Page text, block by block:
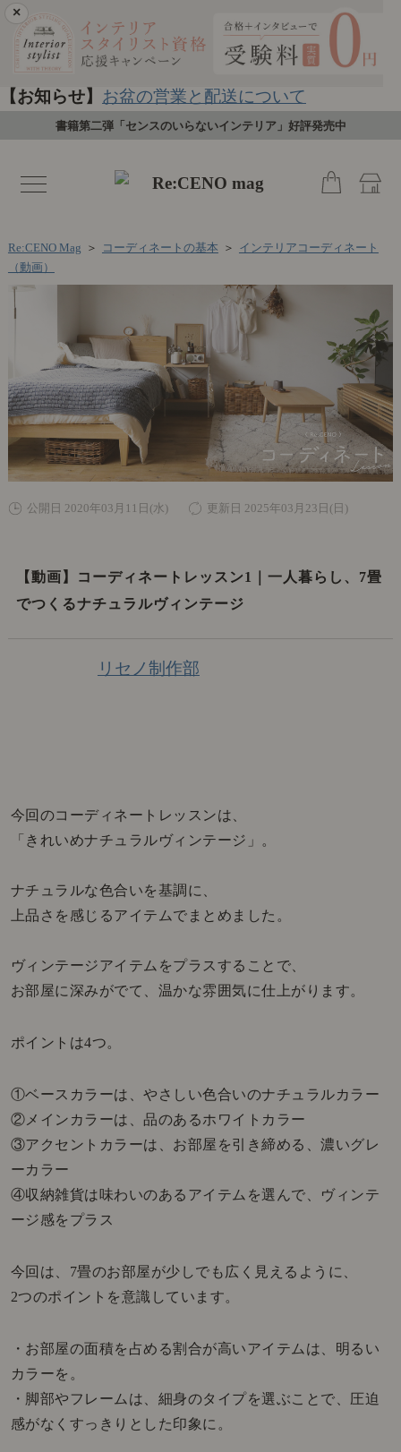
×
【お知らせ】 お盆の営業と配送について
書籍第二弾「センスのいらないインテリア」好評発売中
toggle
navigation
Re:CENO Mag ＞ コーディネートの基本 ＞ インテリアコーディネート
（動画）
公開日 2020年03月11日(水) 更新日 2025年03月23日(日)
【動画】コーディネートレッスン1｜一人暮らし、7畳
でつくるナチュラルヴィンテージ
リセノ制作部
今回のコーディネートレッスンは、
「きれいめナチュラルヴィンテージ」。
ナチュラルな色合いを基調に、
上品さを感じるアイテムでまとめました。
ヴィンテージアイテムをプラスすることで、
お部屋に深みがでて、温かな雰囲気に仕上がります。
ポイントは4つ。
①ベースカラーは、やさしい色合いのナチュラルカラー
②メインカラーは、品のあるホワイトカラー
③アクセントカラーは、お部屋を引き締める、濃いグレ
ーカラー
④収納雑貨は味わいのあるアイテムを選んで、ヴィンテ
ージ感をプラス
今回は、7畳のお部屋が少しでも広く見えるように、
2つのポイントを意識しています。
・お部屋の面積を占める割合が高いアイテムは、明るい
カラーを。
・脚部やフレームは、細身のタイプを選ぶことで、圧迫
感がなくすっきりとした印象に。